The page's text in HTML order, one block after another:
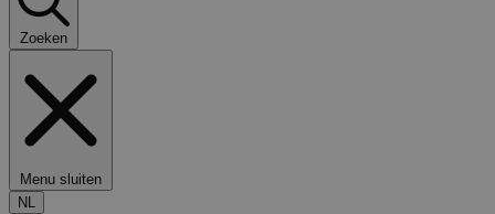
Zoeken
Menu sluiten
NL